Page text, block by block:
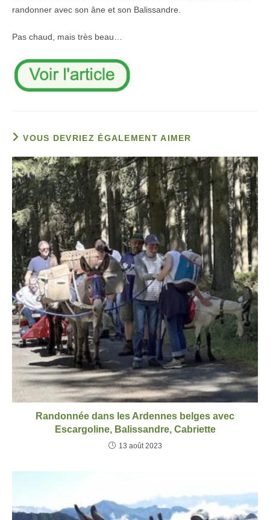
randonner avec son âne et son Balissandre.
Pas chaud, mais très beau…
VOUS DEVRIEZ ÉGALEMENT AIMER
Randonnée dans les Ardennes belges avec
Escargoline, Balissandre, Cabriette
13 août 2023